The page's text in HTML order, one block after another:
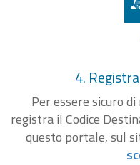
4.
Per essere sicuro
registra il Codice
questo portale, sul